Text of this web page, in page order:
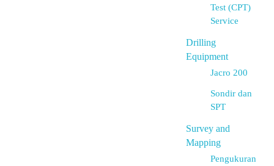
Test (CPT)
Service
Drilling
Equipment
Jacro 200
Sondir dan
SPT
Survey and
Mapping
Pengukuran